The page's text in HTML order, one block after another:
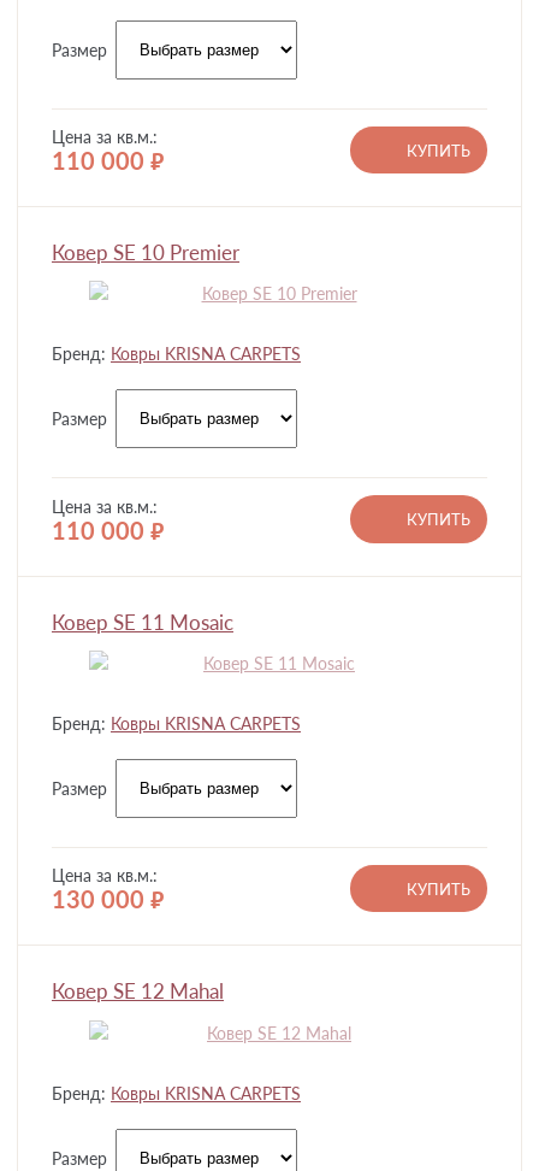
Размер
Цена за кв.м.:
110 000 руб.
КУПИТЬ
Ковер SE 10 Premier
Бренд: Ковры KRISNA CARPETS
Размер
Цена за кв.м.:
110 000 руб.
КУПИТЬ
Ковер SE 11 Mosaic
Бренд: Ковры KRISNA CARPETS
Размер
Цена за кв.м.:
130 000 руб.
КУПИТЬ
Ковер SE 12 Mahal
Бренд: Ковры KRISNA CARPETS
Размер